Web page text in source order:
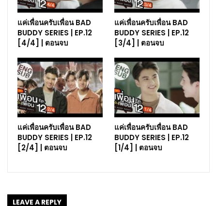
แค่เพื่อนครับเพื่อน BAD
BUDDY SERIES | EP.12
[4/4] | ตอนจบ
แค่เพื่อนครับเพื่อน BAD
BUDDY SERIES | EP.12
[3/4] | ตอนจบ
แค่เพื่อนครับเพื่อน BAD
BUDDY SERIES | EP.12
[2/4] | ตอนจบ
แค่เพื่อนครับเพื่อน BAD
BUDDY SERIES | EP.12
[1/4] | ตอนจบ
LEAVE A REPLY